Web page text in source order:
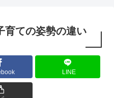
育ての姿勢の違い
LINE